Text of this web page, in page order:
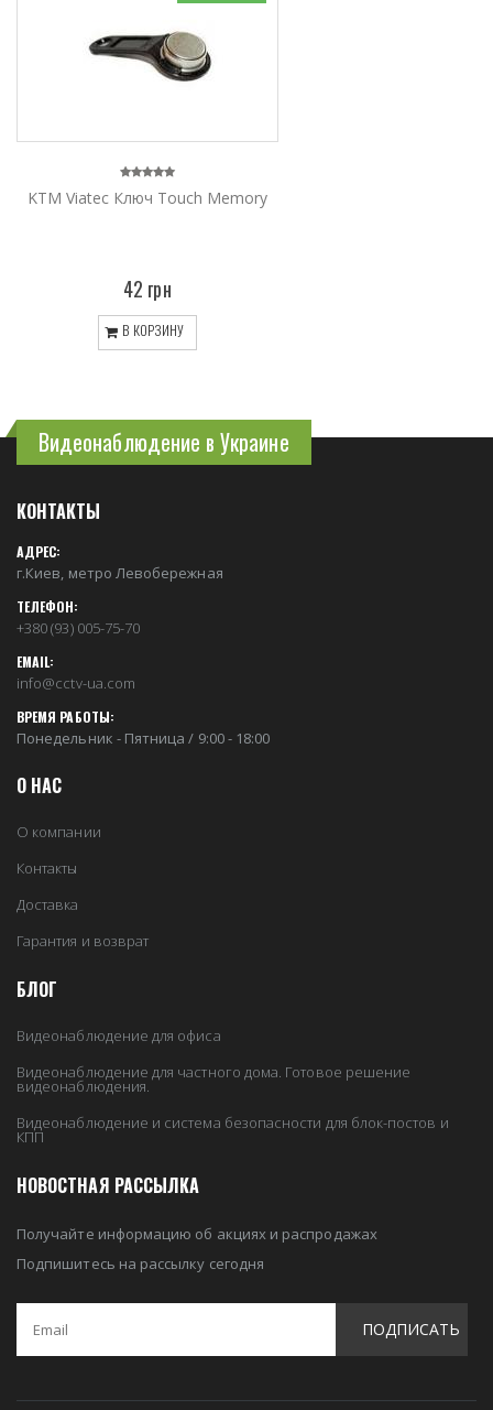
KTM Viatec Ключ Touch Memory
42 грн
В КОРЗИНУ
Видеонаблюдение в Украине
КОНТАКТЫ
АДРЕС:
г.Киев, метро Левобережная
ТЕЛЕФОН:
+380 (93) 005-75-70
EMAIL:
info@cctv-ua.com
ВРЕМЯ РАБОТЫ:
Понедельник - Пятница / 9:00 - 18:00
О НАС
О компании
Контакты
Доставка
Гарантия и возврат
БЛОГ
Видеонаблюдение для офиса
Видеонаблюдение для частного дома. Готовое решение
видеонаблюдения.
Видеонаблюдение и система безопасности для блок-постов и
КПП
НОВОСТНАЯ РАССЫЛКА
Получайте информацию об акциях и распродажах
Подпишитесь на рассылку сегодня
ПОДПИСАТЬ